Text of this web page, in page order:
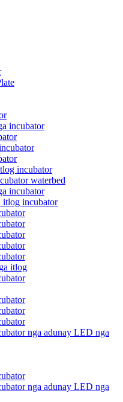
incubator
incubator
waterbed
incubator
itlog incubator
itlog
nga adunay LED nga
nga adunay LED nga